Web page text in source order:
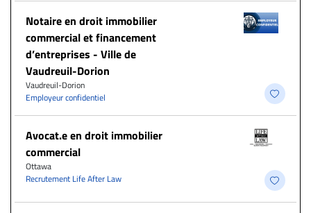
Notaire en droit immobilier
commercial et financement
d’entreprises - Ville de
Vaudreuil-Dorion
Vaudreuil-Dorion
Employeur confidentiel
Avocat.e en droit immobilier
commercial
Ottawa
Recrutement Life After Law